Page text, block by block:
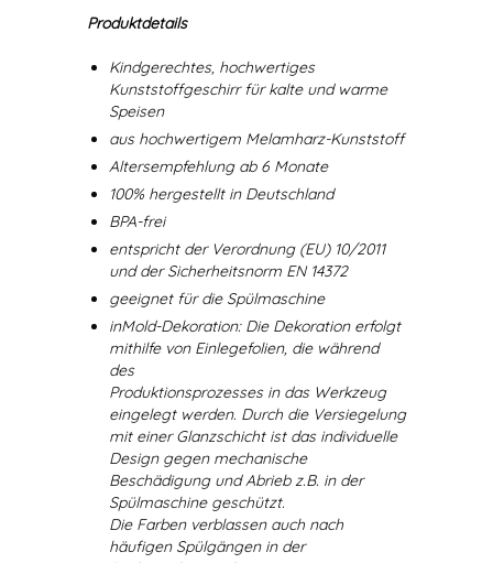
Produktdetails
Kindgerechtes, hochwertiges
Kunststoffgeschirr für kalte und warme
Speisen
aus hochwertigem Melamharz-Kunststoff
Altersempfehlung ab 6 Monate
100% hergestellt in Deutschland
BPA-frei
entspricht der Verordnung (EU) 10/2011
und der Sicherheitsnorm EN 14372
geeignet für die Spülmaschine
inMold-Dekoration: Die Dekoration erfolgt
mithilfe von Einlegefolien, die während
des
Produktionsprozesses in das Werkzeug
eingelegt werden. Durch die Versiegelung
mit einer Glanzschicht ist das individuelle
Design gegen mechanische
Beschädigung und Abrieb z.B. in der
Spülmaschine geschützt.
Die Farben verblassen auch nach
häufigen Spülgängen in der